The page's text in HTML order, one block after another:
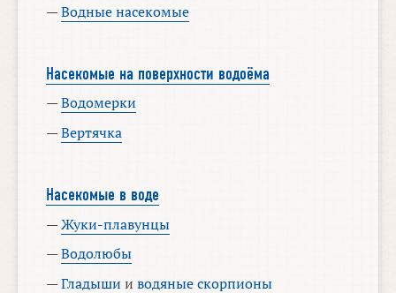
—Водные насекомые
Насекомые на поверхности водоёма
—Водомерки
—Вертячка
Насекомые в воде
—Жуки-плавунцы
—Водолюбы
—Гладыши иводяные скорпионы